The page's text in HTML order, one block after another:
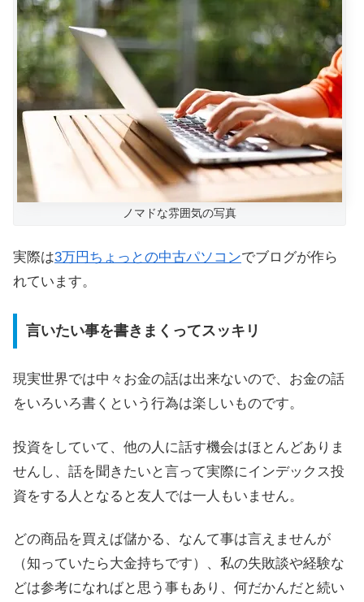
ノマドな雰囲気の写真
実際は3万円ちょっとの中古パソコンでブログが作ら
れています。
言いたい事を書きまくってスッキリ
現実世界では中々お金の話は出来ないので、お金の話
をいろいろ書くという行為は楽しいものです。
投資をしていて、他の人に話す機会はほとんどありま
せんし、話を聞きたいと言って実際にインデックス投
資をする人となると友人では一人もいません。
どの商品を買えば儲かる、なんて事は言えませんが
（知っていたら大金持ちです）、私の失敗談や経験な
どは参考になればと思う事もあり、何だかんだと続い